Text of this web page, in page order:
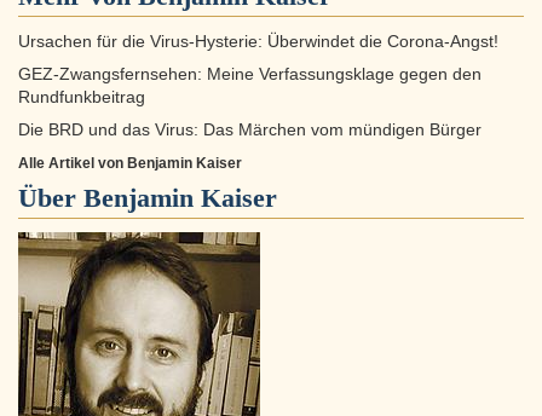
Ursachen für die Virus-Hysterie: Überwindet die Corona-Angst!
GEZ-Zwangsfernsehen: Meine Verfassungsklage gegen den
Rundfunkbeitrag
Die BRD und das Virus: Das Märchen vom mündigen Bürger
Alle Artikel von Benjamin Kaiser
Über Benjamin Kaiser